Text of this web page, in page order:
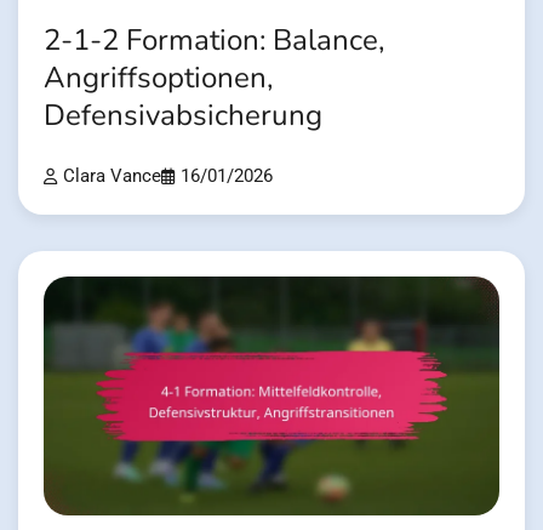
2-1-2 Formation: Balance,
Angriffsoptionen,
Defensivabsicherung
Clara Vance 16/01/2026